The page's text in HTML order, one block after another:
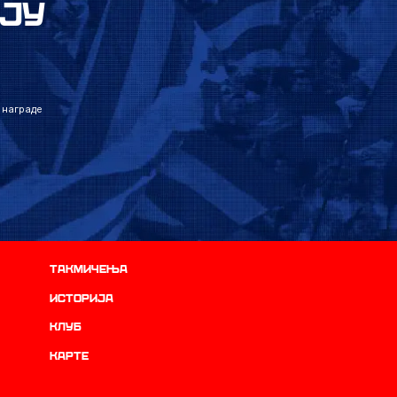
Такмичења
историја
Клуб
Карте